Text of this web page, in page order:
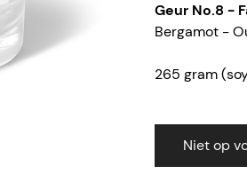
Geur No.8 -
Bergamot -
265 gram
Niet op